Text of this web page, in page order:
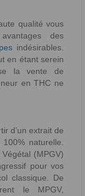
qualité vous
des
indésirables.
en étant serein
la vente de
en THC ne
d’un extrait de
naturelle.
(MPGV)
pour vos
classique. De
le MPGV,